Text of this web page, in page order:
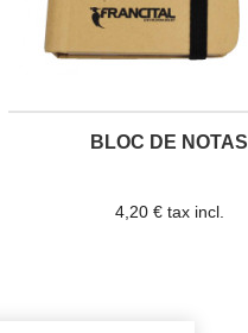
BLOC DE NOTAS
4,20 € tax incl.